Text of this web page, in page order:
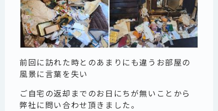
前回に訪れた時とのあまりにも違うお部屋の
風景に言葉を失い
ご自宅の返却までのお日にちが無いことから
弊社に問い合わせ頂きました。